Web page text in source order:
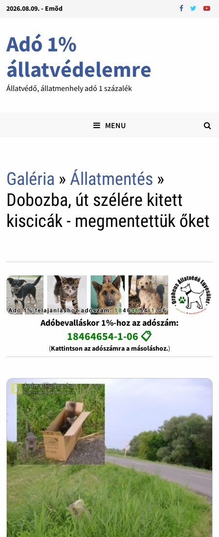
2026.08.09. - Emõd
Adó 1%
állatvédelemre
Állatvédő, állatmenhely adó 1 százalék
MENU
Galéria » Állatmentés »
Dobozba, út szélére kitett
kiscicák - megmentettük őket
Adóbevalláskor 1%-hoz az adószám:
18464654-1-06 📋
(Kattintson az adószámra a másoláshoz.)